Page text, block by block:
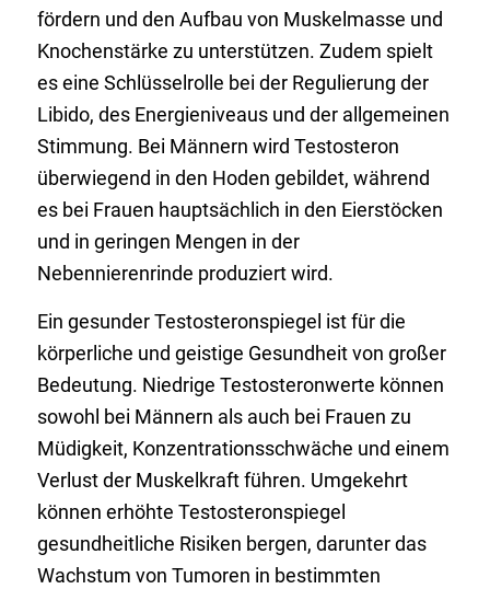
fördern und den Aufbau von Muskelmasse und
Knochenstärke zu unterstützen. Zudem spielt
es eine Schlüsselrolle bei der Regulierung der
Libido, des Energieniveaus und der allgemeinen
Stimmung. Bei Männern wird Testosteron
überwiegend in den Hoden gebildet, während
es bei Frauen hauptsächlich in den Eierstöcken
und in geringen Mengen in der
Nebennierenrinde produziert wird.
Ein gesunder Testosteronspiegel ist für die
körperliche und geistige Gesundheit von großer
Bedeutung. Niedrige Testosteronwerte können
sowohl bei Männern als auch bei Frauen zu
Müdigkeit, Konzentrationsschwäche und einem
Verlust der Muskelkraft führen. Umgekehrt
können erhöhte Testosteronspiegel
gesundheitliche Risiken bergen, darunter das
Wachstum von Tumoren in bestimmten